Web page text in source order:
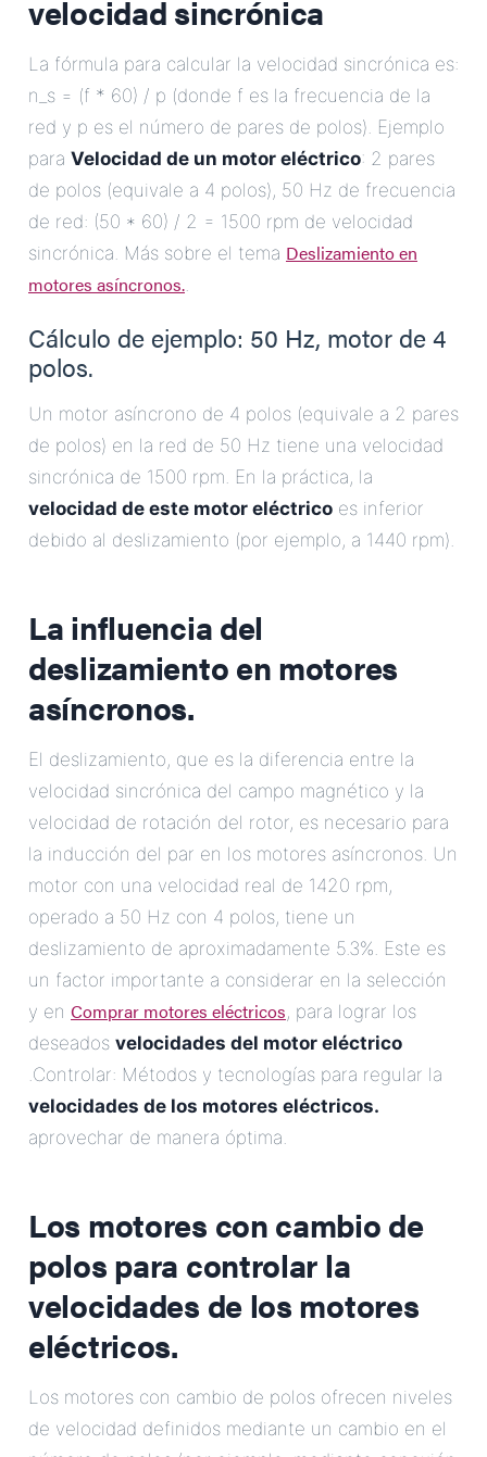
velocidad sincrónica
La fórmula para calcular la velocidad sincrónica es:
n_s = (f * 60) / p (donde f es la frecuencia de la
red y p es el número de pares de polos). Ejemplo
para Velocidad de un motor eléctrico: 2 pares
de polos (equivale a 4 polos), 50 Hz de frecuencia
de red: (50 * 60) / 2 = 1500 rpm de velocidad
sincrónica. Más sobre el tema Deslizamiento en
motores asíncronos..
Cálculo de ejemplo: 50 Hz, motor de 4
polos.
Un motor asíncrono de 4 polos (equivale a 2 pares
de polos) en la red de 50 Hz tiene una velocidad
sincrónica de 1500 rpm. En la práctica, la
velocidad de este motor eléctrico es inferior
debido al deslizamiento (por ejemplo, a 1440 rpm).
La influencia del
deslizamiento en motores
asíncronos.
El deslizamiento, que es la diferencia entre la
velocidad sincrónica del campo magnético y la
velocidad de rotación del rotor, es necesario para
la inducción del par en los motores asíncronos. Un
motor con una velocidad real de 1420 rpm,
operado a 50 Hz con 4 polos, tiene un
deslizamiento de aproximadamente 5.3%. Este es
un factor importante a considerar en la selección
y en Comprar motores eléctricos, para lograr los
deseados velocidades del motor eléctrico
.Controlar: Métodos y tecnologías para regular la
velocidades de los motores eléctricos.
aprovechar de manera óptima.
Los motores con cambio de
polos para controlar la
velocidades de los motores
eléctricos.
Los motores con cambio de polos ofrecen niveles
de velocidad definidos mediante un cambio en el